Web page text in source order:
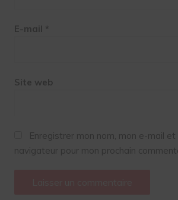
E-mail *
Site web
Enregistrer mon nom, mon e-mail
navigateur pour mon prochain